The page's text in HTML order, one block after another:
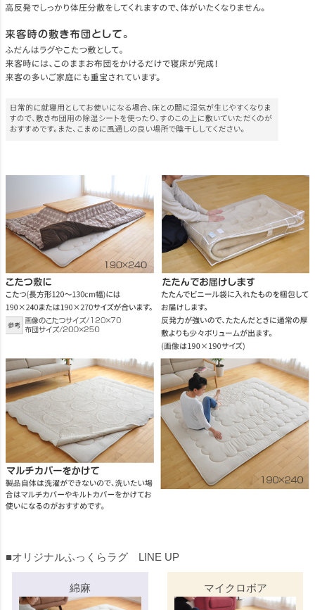
■オリジナルふっくらラグ LINE UP
綿麻 マイクロボア